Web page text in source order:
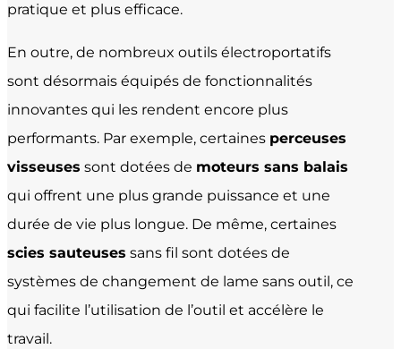
pratique et plus efficace.
En outre, de nombreux outils électroportatifs
sont désormais équipés de fonctionnalités
innovantes qui les rendent encore plus
performants. Par exemple, certaines perceuses
visseuses sont dotées de moteurs sans balais
qui offrent une plus grande puissance et une
durée de vie plus longue. De même, certaines
scies sauteuses sans fil sont dotées de
systèmes de changement de lame sans outil, ce
qui facilite l’utilisation de l’outil et accélère le
travail.